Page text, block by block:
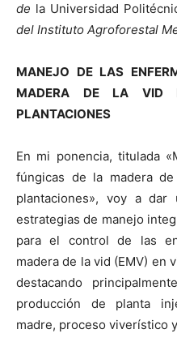
de la Universidad
del Instituto Agroforestal
MANEJO DE LAS
MADERA DE LA VID
PLANTACIONES
En mi ponencia, titulada
fúngicas de la madera
plantaciones», voy a
estrategias de manejo
para el control de las
madera de la vid (EMV) en
destacando
producción de planta
madre, proceso viverístico